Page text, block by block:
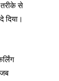
तरीके से
दिया।